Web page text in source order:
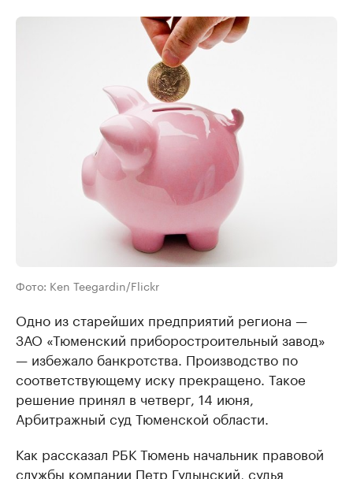
Фото: Ken Teegardin/Flickr
Одно из старейших предприятий региона —
ЗАО «Тюменский приборостроительный завод»
— избежало банкротства. Производство по
соответствующему иску прекращено. Такое
решение принял в четверг, 14 июня,
Арбитражный суд Тюменской области.
Как рассказал РБК Тюмень начальник правовой
службы компании Петр Гудынский, судья